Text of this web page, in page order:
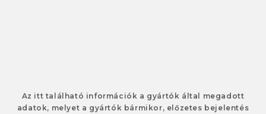
Az itt található információk a gyártók által megadott
adatok, melyet a gyártók bármikor, előzetes bejelentés